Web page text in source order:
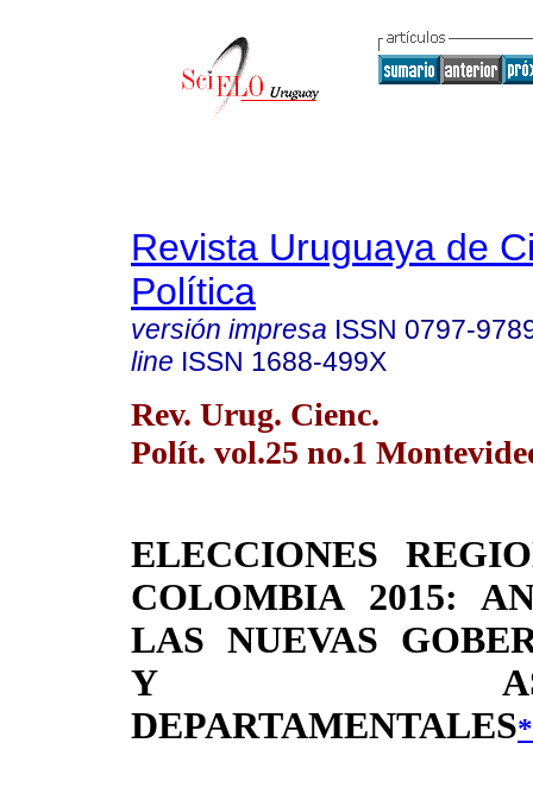
Revista Uruguaya de
Política
versión impresa ISSN 0797-
line ISSN 1688-499X
Rev. Urug. Cienc.
Polít. vol.25 no.1
ELECCIONES
COLOMBIA 2015:
LAS NUEVAS
Y
DEPARTAMENTALES*